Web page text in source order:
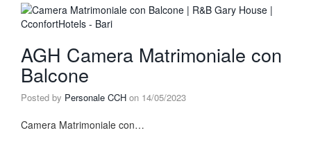
AGH Camera Matrimoniale con
Balcone
Posted by Personale CCH on 14/05/2023
Camera Matrimoniale con…